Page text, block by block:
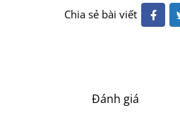
Chia sẻ bài viết
Đánh giá